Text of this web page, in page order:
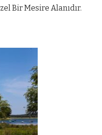
Bir Mesire Alanıdır.